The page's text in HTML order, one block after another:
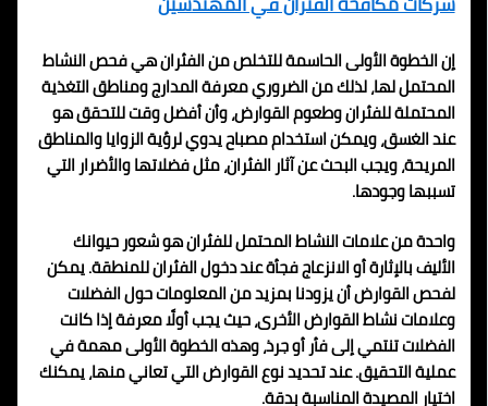
إن الخطوة الأولى الحاسمة للتخلص من الفئران هي فحص النشاط
المحتمل لها، لذلك من الضروري معرفة المدارج ومناطق التغذية
المحتملة للفئران وطعوم القوارض، وأن أفضل وقت للتحقق هو
عند الغسق، ويمكن استخدام مصباح يدوي لرؤية الزوايا والمناطق
المريحة، ويجب البحث عن آثار الفئران، مثل فضلاتها والأضرار التي
تسببها وجودها.
واحدة من علامات النشاط المحتمل للفئران هو شعور حيوانك
الأليف بالإثارة أو الانزعاج فجأة عند دخول الفئران للمنطقة. يمكن
لفحص القوارض أن يزودنا بمزيد من المعلومات حول الفضلات
وعلامات نشاط القوارض الأخرى، حيث يجب أولًا معرفة إذا كانت
الفضلات تنتمي إلى فأر أو جرذ، وهذه الخطوة الأولى مهمة في
عملية التحقيق. عند تحديد نوع القوارض التي تعاني منها، يمكنك
اختيار المصيدة المناسبة بدقة.